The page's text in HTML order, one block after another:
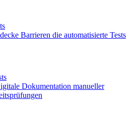
Barrieren die automatisierte Tests
Dokumentation manueller